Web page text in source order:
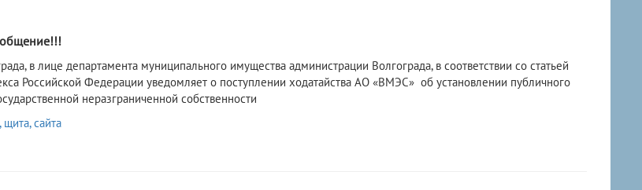
в лице департамента муниципального имущества администрации Волгограда, в соответствии со статьей
Российской Федерации уведомляет о поступлении ходатайства АО «ВМЭС» об установлении публичного
неразграниченной собственности
сайта